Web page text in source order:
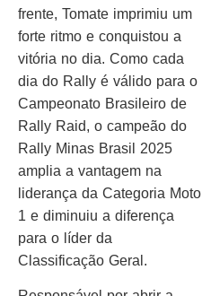
frente, Tomate imprimiu um
forte ritmo e conquistou a
vitória no dia. Como cada
dia do Rally é válido para o
Campeonato Brasileiro de
Rally Raid, o campeão do
Rally Minas Brasil 2025
amplia a vantagem na
liderança da Categoria Moto
1 e diminuiu a diferença
para o líder da
Classificação Geral.